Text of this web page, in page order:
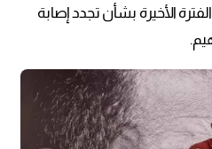
الأخيرة بشأن تجدد إصابة